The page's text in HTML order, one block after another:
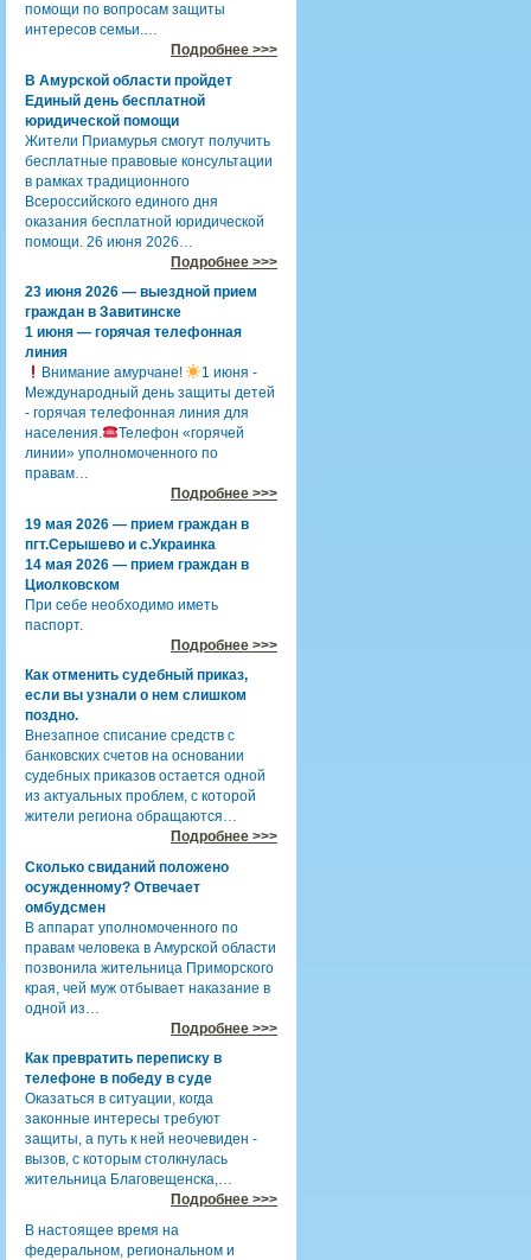
помощи по вопросам защиты
интересов семьи.…
Подробнее >>>
В Амурской области пройдет
Единый день бесплатной
юридической помощи
Жители Приамурья смогут получить
бесплатные правовые консультации
в рамках традиционного
Всероссийского единого дня
оказания бесплатной юридической
помощи. 26 июня 2026…
Подробнее >>>
23 июня 2026 — выездной прием
граждан в Завитинске
1 июня — горячая телефонная
линия
Внимание амурчане!
1 июня -
Международный день защиты детей
- горячая телефонная линия для
населения.
Телефон «горячей
линии» уполномоченного по
правам…
Подробнее >>>
19 мая 2026 — прием граждан в
пгт.Серышево и с.Украинка
14 мая 2026 — прием граждан в
Циолковском
При себе необходимо иметь
паспорт.
Подробнее >>>
Как отменить судебный приказ,
если вы узнали о нем слишком
поздно.
Внезапное списание средств с
банковских счетов на основании
судебных приказов остается одной
из актуальных проблем, с которой
жители региона обращаются…
Подробнее >>>
Сколько свиданий положено
осужденному? Отвечает
омбудсмен
В аппарат уполномоченного по
правам человека в Амурской области
позвонила жительница Приморского
края, чей муж отбывает наказание в
одной из…
Подробнее >>>
Как превратить переписку в
телефоне в победу в суде
Оказаться в ситуации, когда
законные интересы требуют
защиты, а путь к ней неочевиден -
вызов, с которым столкнулась
жительница Благовещенска,…
Подробнее >>>
В настоящее время на
федеральном, региональном и